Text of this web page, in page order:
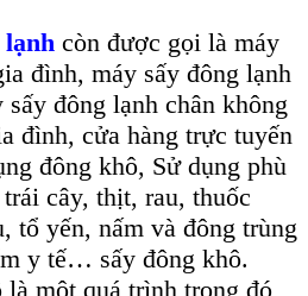
lạnh còn được gọi là máy
đình, máy sấy đông lạnh
đông lạnh chân không
đình, cửa hàng trực tuyến
đông khô, Sử dụng phù
cây, thịt, rau, thuốc
tổ yến, nấm và đông trùng
y tế… sấy đông khô.
là một quá trình trong đó